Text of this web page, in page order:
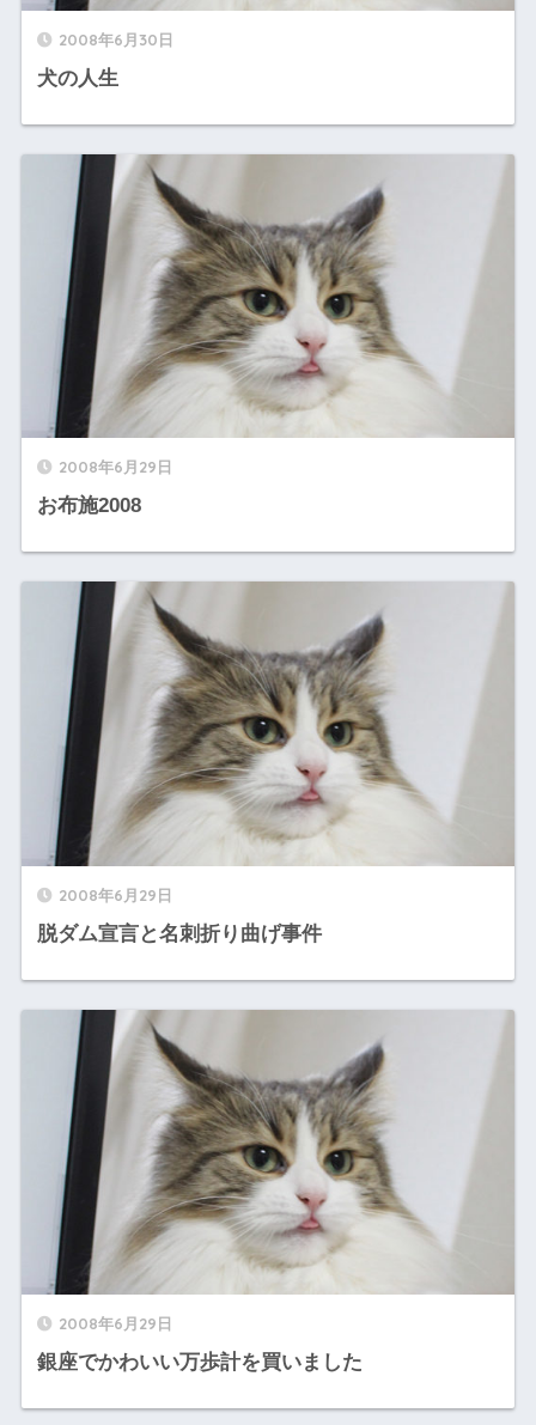
2008年6月30日
犬の人生
2008年6月29日
お布施2008
2008年6月29日
脱ダム宣言と名刺折り曲げ事件
2008年6月29日
銀座でかわいい万歩計を買いました